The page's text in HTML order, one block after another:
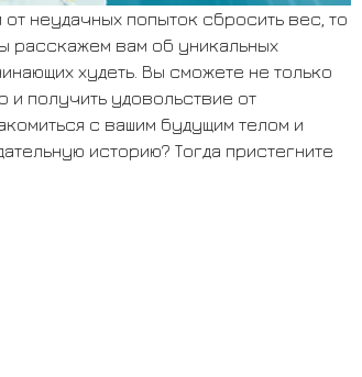
неудачных попыток сбросить вес, то
расскажем вам об уникальных
худеть. Вы сможете не только
и получить удовольствие от
с вашим будущим телом и
историю? Тогда пристегните